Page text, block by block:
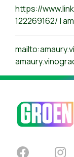
https://
122269162/ |
mailto: